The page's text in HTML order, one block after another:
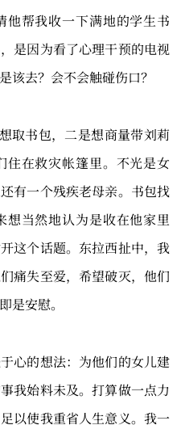
他帮我收一下满地的学生书
是因为看了心理干预的电视
该去？会不会触碰伤口？
取书包，二是想商量带刘莉
住在救灾帐篷里。不光是女
有一个残疾老母亲。书包找
想当然地认为是收在他家里
这个话题。东拉西扯中，我
痛失至爱，希望破灭，他们
是安慰。
心的想法：为他们的女儿建
我始料未及。打算做一点力
以使我重省人生意义。我一